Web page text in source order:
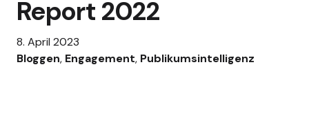
Report 2022
8. April 2023
Bloggen, Engagement, Publikumsintelligenz